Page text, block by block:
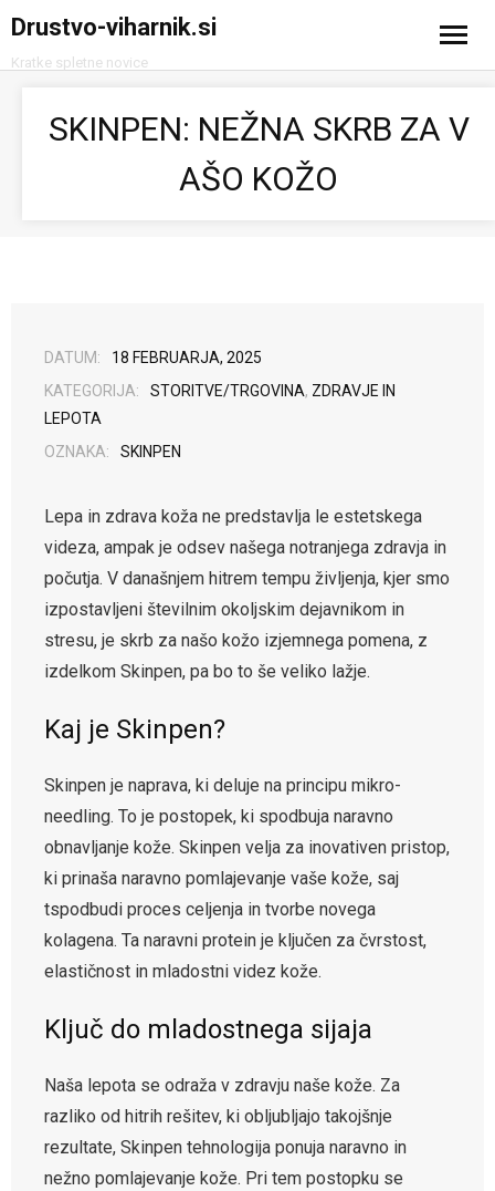
Drustvo-viharnik.si
Kratke spletne novice
SKINPEN: NEŽNA SKRB ZA V
AŠO KOŽO
DATUM:
18 FEBRUARJA, 2025
KATEGORIJA:
STORITVE/TRGOVINA, ZDRAVJE IN
LEPOTA
OZNAKA:
SKINPEN
Lepa in zdrava koža ne predstavlja le estetskega
videza, ampak je odsev našega notranjega zdravja in
počutja. V današnjem hitrem tempu življenja, kjer smo
izpostavljeni številnim okoljskim dejavnikom in
stresu, je skrb za našo kožo izjemnega pomena, z
izdelkom Skinpen, pa bo to še veliko lažje.
Kaj je Skinpen?
Skinpen je naprava, ki deluje na principu mikro-
needling. To je postopek, ki spodbuja naravno
obnavljanje kože. Skinpen velja za inovativen pristop,
ki prinaša naravno pomlajevanje vaše kože, saj
tspodbudi proces celjenja in tvorbe novega
kolagena. Ta naravni protein je ključen za čvrstost,
elastičnost in mladostni videz kože.
Ključ do mladostnega sijaja
Naša lepota se odraža v zdravju naše kože. Za
razliko od hitrih rešitev, ki obljubljajo takojšnje
rezultate, Skinpen tehnologija ponuja naravno in
nežno pomlajevanje kože. Pri tem postopku se